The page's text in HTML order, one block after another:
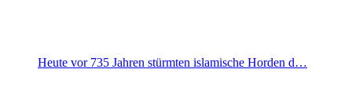
Heute vor 735 Jahren stürmten islamische Horden d…